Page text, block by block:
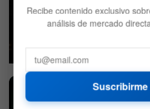
La venta masiva de tecnología
Recibe contenido exclusivo
análisis de mercado